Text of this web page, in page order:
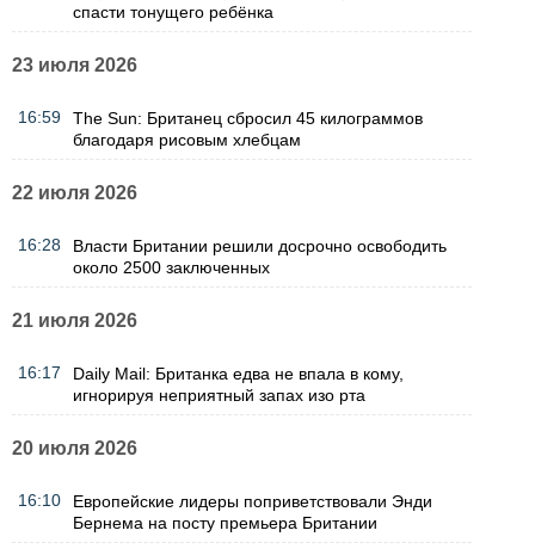
спасти тонущего ребёнка
23 июля 2026
16:59
The Sun: Британец сбросил 45 килограммов
благодаря рисовым хлебцам
22 июля 2026
16:28
Власти Британии решили досрочно освободить
около 2500 заключенных
21 июля 2026
16:17
Daily Mail: Британка едва не впала в кому,
игнорируя неприятный запах изо рта
20 июля 2026
16:10
Европейские лидеры поприветствовали Энди
Бернема на посту премьера Британии